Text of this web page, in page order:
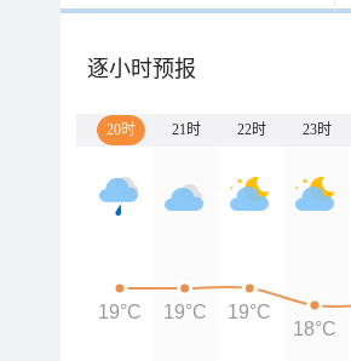
逐小时预报
20时 21时 22时 23时
19°C 19°C
19°C
18°C